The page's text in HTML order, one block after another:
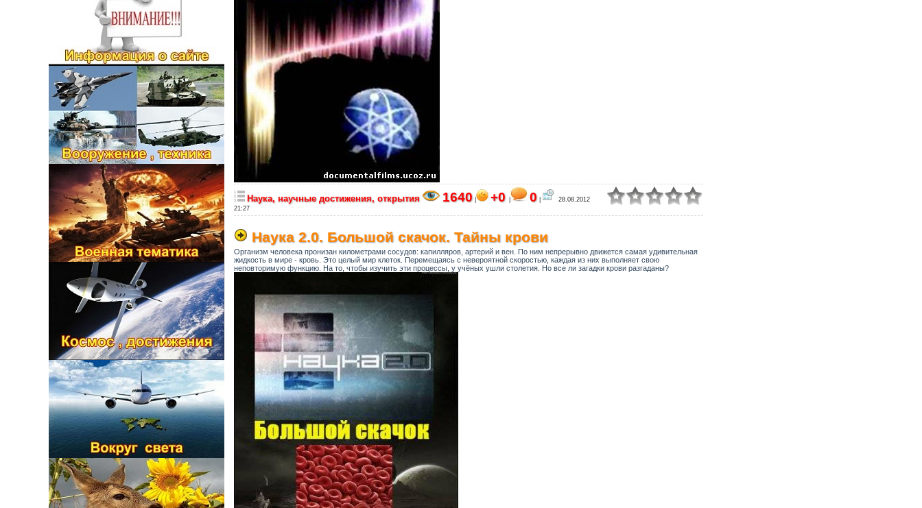
Наука, научные достижения, открытия 1640 +0 0
28.08.2012
21:27
Наука 2.0. Большой скачок. Тайны крови
Организм человека пронизан километрами сосудов: капилляров, артерий и вен. По ним непрерывно движется самая удивительная
жидкость в мире - кровь. Это целый мир клеток. Перемещаясь с невероятной скоростью, каждая из них выполняет свою
неповторимую функцию. На то, чтобы изучить эти процессы, у учёных ушли столетия. Но все ли загадки крови разгаданы?